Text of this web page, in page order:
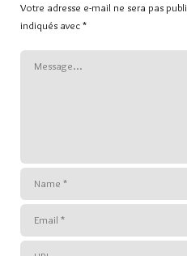
Votre adresse e-mail ne sera pas
indiqués avec*